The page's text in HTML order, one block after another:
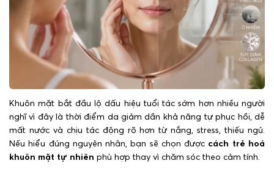
Khuôn mặt bắt đầu lộ dấu hiệu tuổi tác sớm hơn nhiều người
nghĩ vì đây là thời điểm da giảm dần khả năng tự phục hồi, dễ
mất nước và chịu tác động rõ hơn từ nắng, stress, thiếu ngủ.
Nếu hiểu đúng nguyên nhân, bạn sẽ chọn được cách trẻ hoá
khuôn mặt tự nhiên phù hợp thay vì chăm sóc theo cảm tính.